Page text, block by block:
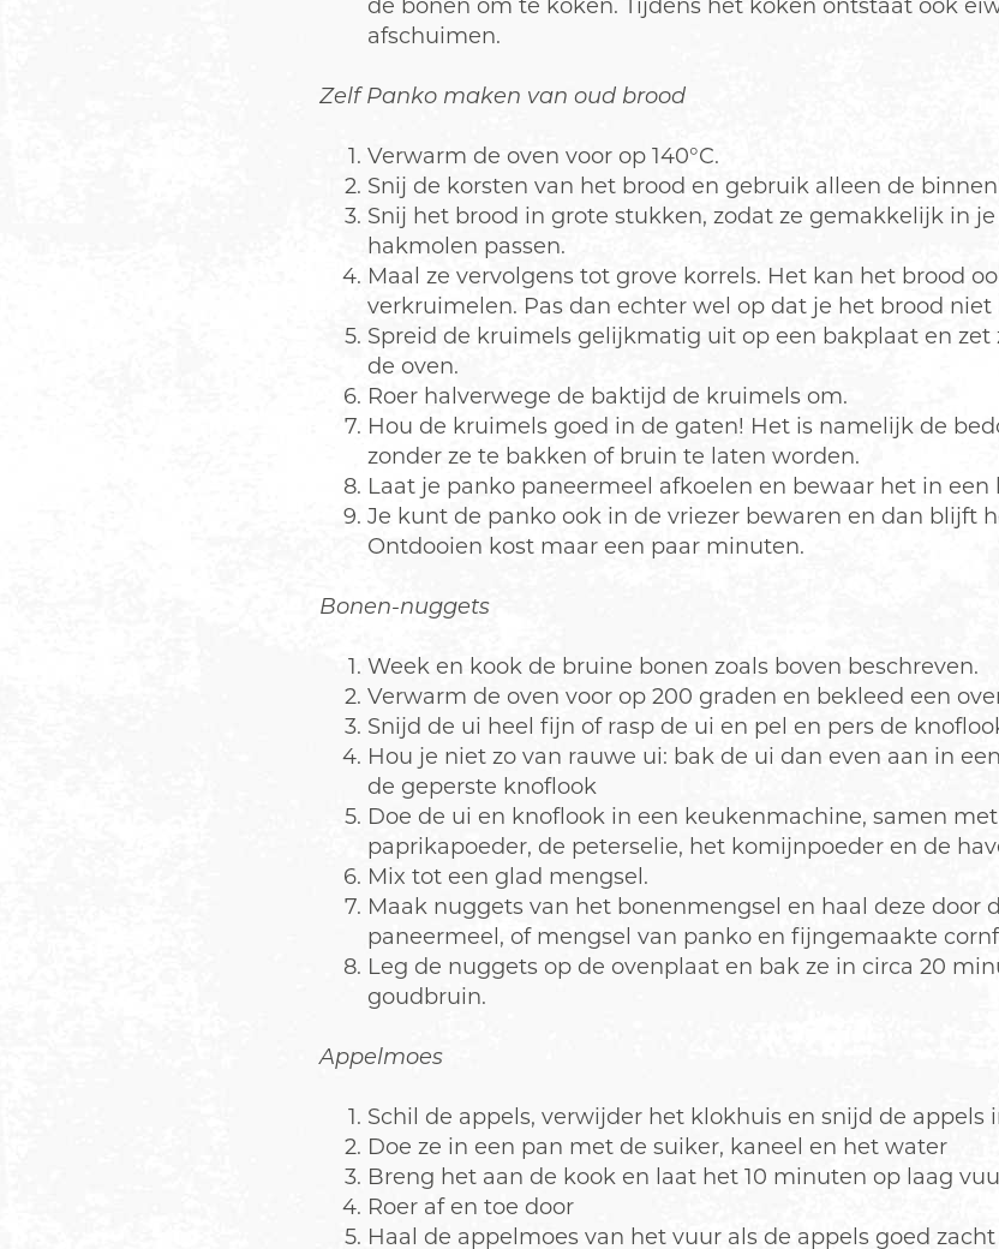
de bonen om te koken. Tijdens het koken ontstaat ook
afschuimen.
Zelf Panko maken van oud brood
Verwarm de oven voor op 140°C.
Snij de korsten van het brood en gebruik alleen de
Snij het brood in grote stukken, zodat ze gemakkelijk in
hakmolen passen.
Maal ze vervolgens tot grove korrels. Het kan het brood
verkruimelen. Pas dan echter wel op dat je het brood
Spreid de kruimels gelijkmatig uit op een bakplaat en
de oven.
Roer halverwege de baktijd de kruimels om.
Hou de kruimels goed in de gaten! Het is namelijk de
zonder ze te bakken of bruin te laten worden.
Laat je panko paneermeel afkoelen en bewaar het in een
Je kunt de panko ook in de vriezer bewaren en dan blijft
Ontdooien kost maar een paar minuten.
Bonen-nuggets
Week en kook de bruine bonen zoals boven beschreven.
Verwarm de oven voor op 200 graden en bekleed een
Snijd de ui heel fijn of rasp de ui en pel en pers de
Hou je niet zo van rauwe ui: bak de ui dan even aan in
de geperste knoflook
Doe de ui en knoflook in een keukenmachine, samen
paprikapoeder, de peterselie, het komijnpoeder en de
Mix tot een glad mengsel.
Maak nuggets van het bonenmengsel en haal deze door
paneermeel, of mengsel van panko en fijngemaakte
Leg de nuggets op de ovenplaat en bak ze in circa 20
goudbruin.
Appelmoes
Schil de appels, verwijder het klokhuis en snijd de appels
Doe ze in een pan met de suiker, kaneel en het water
Breng het aan de kook en laat het 10 minuten op laag
Roer af en toe door
Haal de appelmoes van het vuur als de appels goed